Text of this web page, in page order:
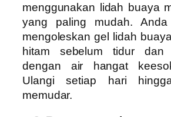
menggunakan lidah buaya
yang paling mudah.
mengoleskan gel lidah
hitam sebelum tidur dan
dengan air hangat
Ulangi setiap hari
memudar.